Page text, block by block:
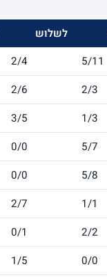
לשלוש
5/11
2/4
2/3
2/6
1/3
3/5
5/7
0/0
5/8
0/0
1/1
2/7
2/2
0/1
0/0
1/5